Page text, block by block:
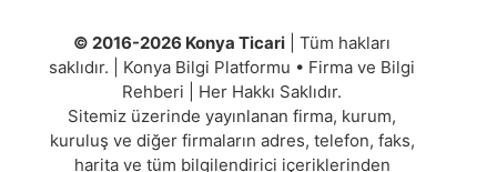
© 2016-2026 Konya Ticari | Tüm hakları
saklıdır. | Konya Bilgi Platformu • Firma ve Bilgi
Rehberi | Her Hakkı Saklıdır.
Sitemiz üzerinde yayınlanan firma, kurum,
kuruluş ve diğer firmaların adres, telefon, faks,
harita ve tüm bilgilendirici içeriklerinden